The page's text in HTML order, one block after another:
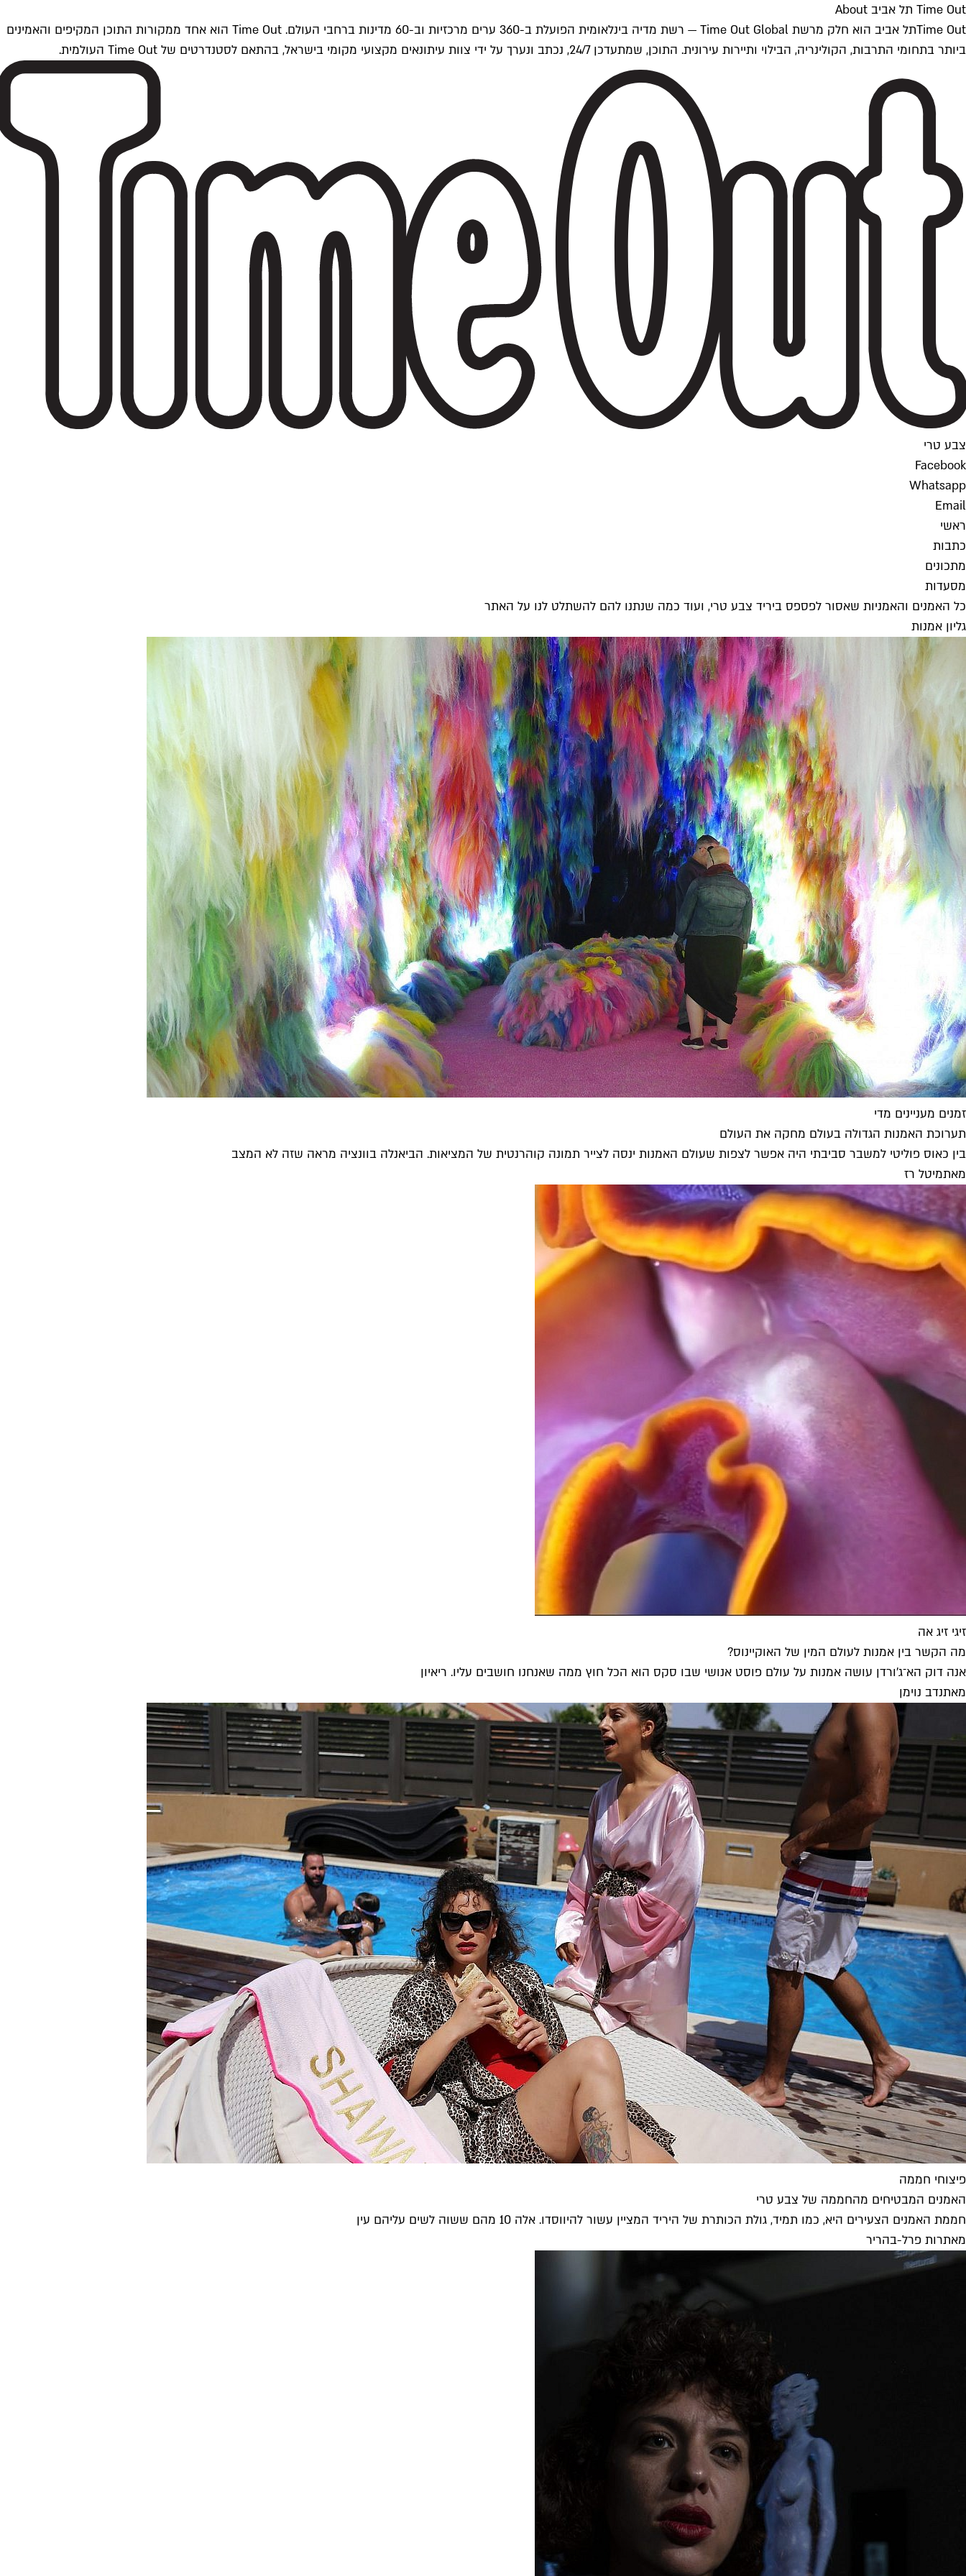
Time Out תל אביב About
Time Outתל אביב הוא חלק מרשת Time Out Global — רשת מדיה בינלאומית הפועלת ב-360 ערים מרכזיות וב-60 מדינות ברחבי העולם. Time Out הוא אחד ממקורות התוכן המקיפים והאמינים
ביותר בתחומי התרבות, הקולינריה, הבילוי ותיירות עירונית. התוכן, שמתעדכן 24/7, נכתב ונערך על ידי צוות עיתונאים מקצועי מקומי בישראל, בהתאם לסטנדרטים של Time Out העולמית.
צבע טרי
Facebook
Whatsapp
Email
ראשי
כתבות
מתכונים
מסעדות
כל האמנים והאמניות שאסור לפספס ביריד צבע טרי, ועוד כמה שנתנו להם להשתלט לנו על האתר
גליון אמנות
זמנים מעניינים מדי
תערוכת האמנות הגדולה בעולם מחקה את העולם
בין כאוס פוליטי למשבר סביבתי היה אפשר לצפות שעולם האמנות ינסה לצייר תמונה קוהרנטית של המציאות. הביאנלה בוונציה מראה שזה לא המצב
מאתמיטל רז
זיגי זיג אה
מה הקשר בין אמנות לעולם המין של האוקיינוס?
אנה דוק הא־ג'ורדן עושה אמנות על עולם פוסט אנושי שבו סקס הוא הכל חוץ ממה שאנחנו חושבים עליו. ריאיון
מאתנדב נוימן
פיצוחי חממה
האמנים המבטיחים מהחממה של צבע טרי
חממת האמנים הצעירים היא, כמו תמיד, גולת הכותרת של היריד המציין עשור להיווסדו. אלה 10 מהם ששוה לשים עליהם עין
מאתרות פרל-בהריר